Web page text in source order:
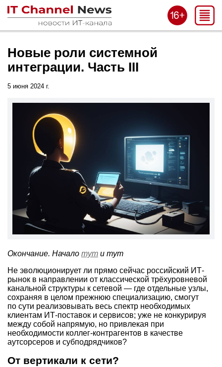
Новые роли системной
интеграции. Часть III
5 июня 2024 г.
Окончание. Начало тут и тут
Не эволюционирует ли прямо сейчас российский ИТ-
рынок в направлении от классической трёхуровневой
канальной структуры к сетевой — где отдельные узлы,
сохраняя в целом прежнюю специализацию, смогут
по сути реализовывать весь спектр необходимых
клиентам ИТ-поставок и сервисов; уже не конкурируя
между собой напрямую, но привлекая при
необходимости коллег-контрагентов в качестве
аутсорсеров и субподрядчиков?
От вертикали к сети?